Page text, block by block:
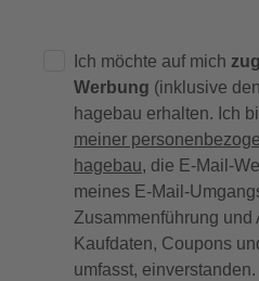
Ich möchte auf mich
Werbung (inklusive
hagebau erhalten. Ich
meiner
hagebau, die E-Mail-
meines E-Mail-
Zusammenführung und
Kaufdaten, Coupons
umfasst,